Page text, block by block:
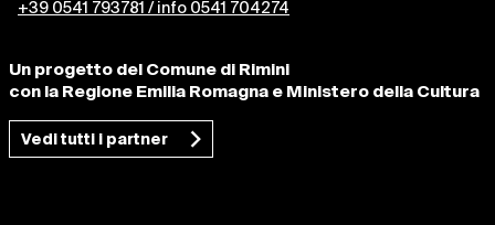
+39 0541 793781 / info 0541 704274
Un progetto del Comune di Rimini
con la Regione Emilia Romagna e Ministero della Cultura
Vedi tutti i partner